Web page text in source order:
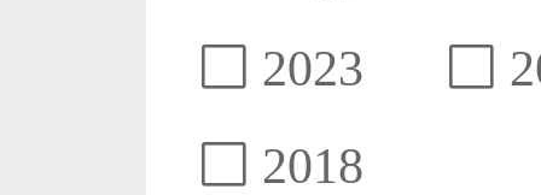
2023
2018